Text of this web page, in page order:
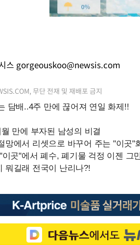
스 gorgeouskoo@newsis.com
무단 전재 및 재배포 금지